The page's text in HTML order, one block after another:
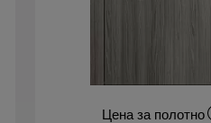
Цена за полотно